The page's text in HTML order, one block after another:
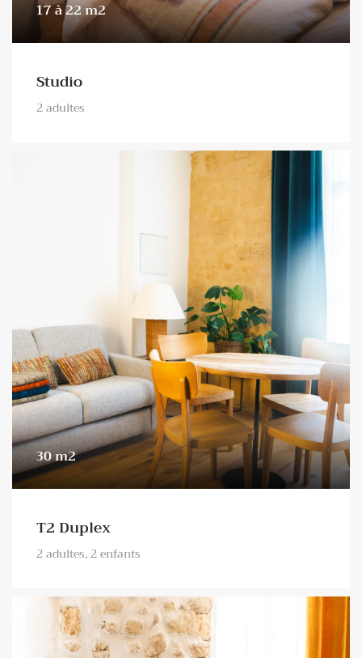
17 à 22 m2
Studio
2 adultes
30 m2
T2 Duplex
2 adultes, 2 enfants